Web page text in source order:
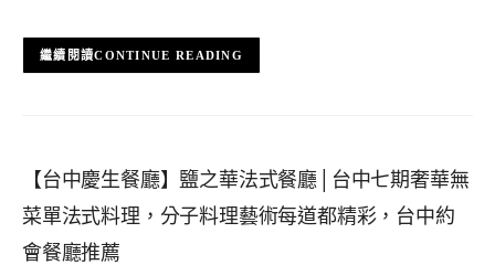
CONTINUE READING
【台中慶生餐廳】鹽之華法式餐廳│台中七期奢華無
菜單法式料理，分子料理藝術每道都精彩，台中約
會餐廳推薦